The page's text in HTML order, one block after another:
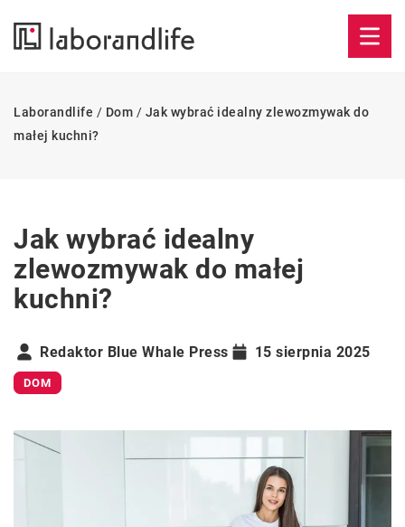
Laborandlife / Dom / Jak wybrać idealny zlewozmywak do
małej kuchni?
Jak wybrać idealny
zlewozmywak do małej
kuchni?
Redaktor Blue Whale Press 15 sierpnia 2025
DOM